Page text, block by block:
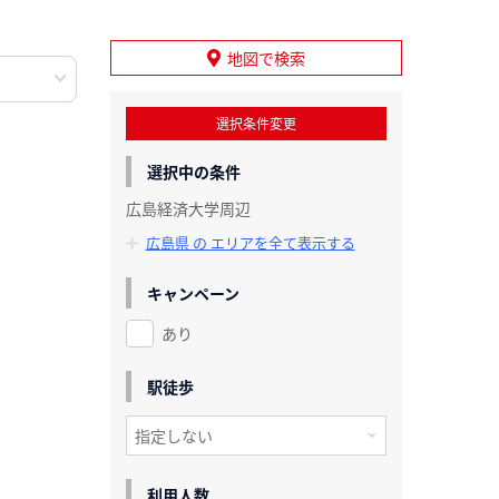
地図で検索
選択条件変更
選択中の条件
広島経済大学周辺
広島県 の エリアを全て表示する
キャンペーン
あり
駅徒歩
利用人数